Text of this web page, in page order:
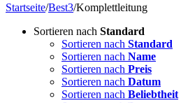
Startseite/Best3/Komplettleitung
Sortieren nach Standard
Sortieren nach Standard
Sortieren nach Name
Sortieren nach Preis
Sortieren nach Datum
Sortieren nach Beliebtheit